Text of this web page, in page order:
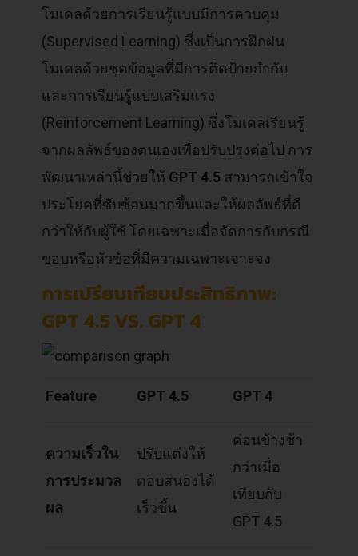
โมเดลด้วยการเรียนรู้แบบมีการควบคุม
(Supervised Learning) ซึ่งเป็นการฝึกฝน
โมเดลด้วยชุดข้อมูลที่มีการติดป้ายกำกับ
และการเรียนรู้แบบเสริมแรง
(Reinforcement Learning) ซึ่งโมเดลเรียนรู้
จากผลลัพธ์ของตนเองเพื่อปรับปรุงต่อไป การ
พัฒนาเหล่านี้ช่วยให้ GPT 4.5 สามารถเข้าใจ
ประโยคที่ซับซ้อนมากขึ้นและให้ผลลัพธ์ที่ดี
กว่าให้กับผู้ใช้ โดยเฉพาะเมื่อจัดการกับกรณี
ขอบหรือหัวข้อที่มีความเฉพาะเจาะจง
การเปรียบเทียบประสิทธิภาพ:
GPT 4.5 VS. GPT 4
Feature GPT 4.5 GPT 4
ความเร็วใน
การประมวล
ผล
ปรับแต่งให้
ตอบสนองได้
เร็วขึ้น
ค่อนข้างช้า
กว่าเมื่อ
เทียบกับ
GPT 4.5